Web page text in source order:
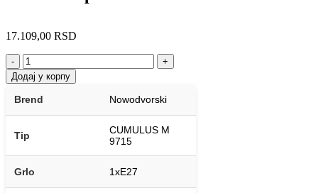
17.109,00 RSD
-
+
Додај у корпу
Brend Nowodvorski
Tip
CUMULUS M
9715
Grlo 1xE27